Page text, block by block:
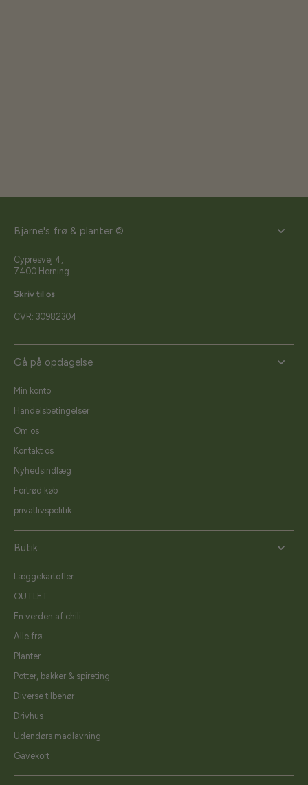
Bjarne's frø & planter ©
Cypresvej 4,
7400 Herning
Skriv til os
CVR: 30982304
Gå på opdagelse
Min konto
Handelsbetingelser
Om os
Kontakt os
Nyhedsindlæg
Fortrød køb
privatlivspolitik
Butik
Læggekartofler
OUTLET
En verden af chili
Alle frø
Planter
Potter, bakker & spireting
Diverse tilbehør
Drivhus
Udendørs madlavning
Gavekort